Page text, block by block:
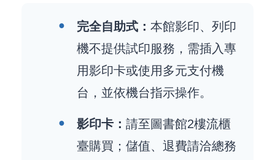
完全自助式： 本館影印、列印
機不提供試印服務，需插入專
用影印卡或使用多元支付機
台，並依機台指示操作。
影印卡： 請至圖書館2樓流櫃
臺購買；儲值、退費請洽總務